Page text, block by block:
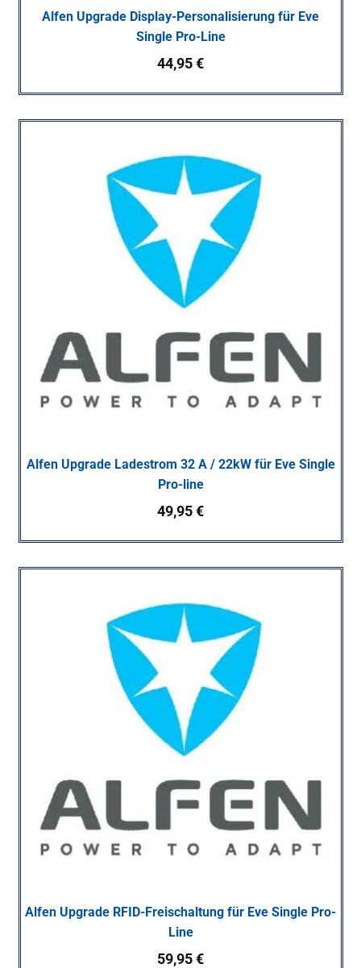
Alfen Upgrade Display-Personalisierung für Eve
Single Pro-Line
44,95€
Alfen Upgrade Ladestrom 32 A / 22kW für Eve Single
Pro-line
49,95€
Alfen Upgrade RFID-Freischaltung für Eve Single Pro-
Line
59,95€